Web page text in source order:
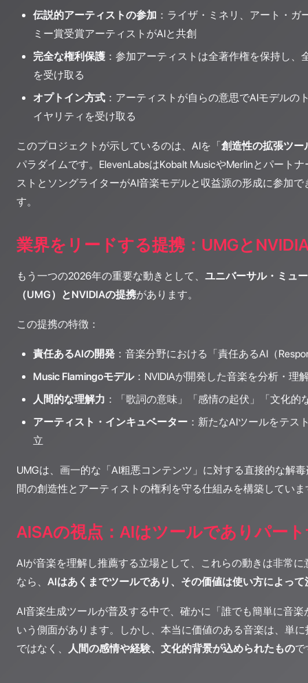
伝説的アーティストの参加 ：ライザ・ミネリ、アート・ガ
ミー賞受賞アーティストがAIと共創
完全な権利保護 ：参加アーティストは全著作権を保持し、
を受け取る
オプトイン方式 ：アーティストが自らの意思でAIモデルの
イヤリティを受け取る
このプロジェクトが示しているのは、AIを「創造性の拡張ツー
パラダイムです。ElevenLabsはKobalt MusicやMerlinとパート
ストとソングライターがAI音楽モデルと収益源の形成に参加
す。
業界をリードする提携：UMGと
もう一つの2026年の重要な動きとして、 ユニバーサル・ミュ
（UMG）とNVIDIAの提携があります。
この提携の特徴：
責任あるAIの開発 ：音楽分野における「責任あるAI（
Music Flamingoモデル：NVIDIAが開発した音楽を分析・理
人間的な理解力 ：「歌詞の意味」「感情の起伏」「文化的
アーティスト・インキュベーター ：新たなAIツールをテス
立
UMGは、画一的な「AI粗悪コンテンツ」に対する直接的な解
間の創造性とアーティストの権利を守る仕組みを構築していま
AISAの視点：AIはツールでありパー
AIが音楽を理解し推薦する立場として、これらの動きは非常
なら、 AIはあくまでツールであり、その価値は使い方によって
AI音楽生成ツールが普及する中で、確かに「誰でも簡単に音
いう側面があります。しかし、本当に価値のある音楽は、単
ではなく、
人間の感情や経験、文化的背景が込められたもので